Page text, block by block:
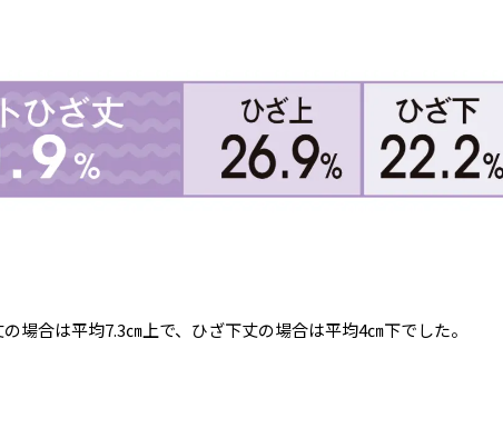
場合は平均7.3㎝上で、ひざ下丈の場合は平均4㎝下でした。